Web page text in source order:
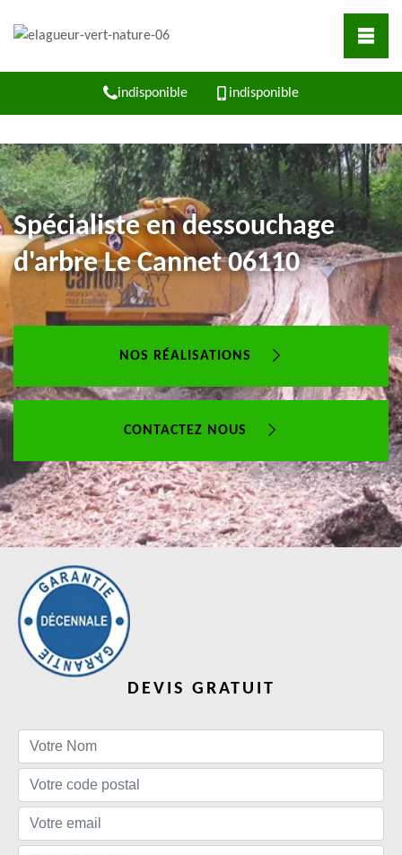
indisponible indisponible
Spécialiste en dessouchage
d'arbre Le Cannet 06110
NOS RÉALISATIONS
CONTACTEZ NOUS
DEVIS GRATUIT